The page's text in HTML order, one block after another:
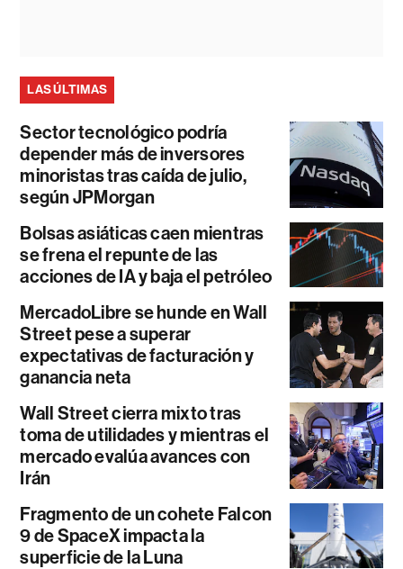
LAS ÚLTIMAS
Sector tecnológico podría
depender más de inversores
minoristas tras caída de julio,
según JPMorgan
Bolsas asiáticas caen mientras
se frena el repunte de las
acciones de IA y baja el petróleo
MercadoLibre se hunde en Wall
Street pese a superar
expectativas de facturación y
ganancia neta
Wall Street cierra mixto tras
toma de utilidades y mientras el
mercado evalúa avances con
Irán
Fragmento de un cohete Falcon
9 de SpaceX impacta la
superficie de la Luna